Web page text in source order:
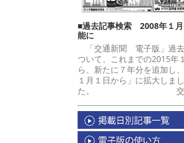
■過去記事検索 2008年１
能に
「交通新聞 電子版」過
ついて、これまでの2015年
ら、新たに７年分を追加し
１月１日から」に拡大しまし
た。 交通新